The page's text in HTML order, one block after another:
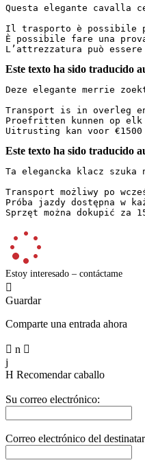
Questa elegante
Il trasporto è possibile
È possibile fare una
L’attrezzatura può
Este texto ha sido traducido
Deze elegante merrie
Transport is in overleg
Proefritten kunnen op elk
Uitrusting kan voor
Este texto ha sido traducido
Ta elegancka klacz
Transport możliwy po
Próba jazdy dostępna w
Sprzęt można dokupić za
Estoy interesado – contáctame

Guardar
Comparte una entrada ahora
 n 
j
H Recomendar caballo
Su correo electrónico:
Correo electrónico del